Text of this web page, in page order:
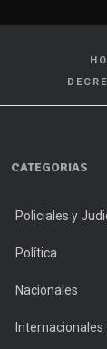
CATEGORIAS
Policiales y
Política
Nacionales
Internacionales